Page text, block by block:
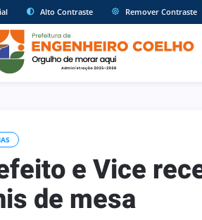
Alto Contraste Remover Contraste
e Vice
de mesa